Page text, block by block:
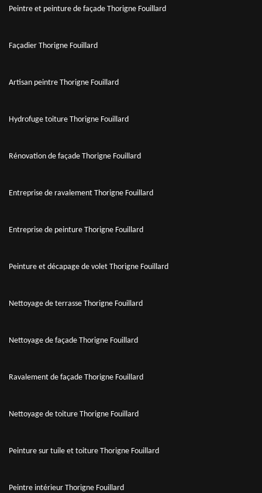
Peintre et peinture de façade Thorigne Fouillard
Façadier Thorigne Fouillard
Artisan peintre Thorigne Fouillard
Hydrofuge toiture Thorigne Fouillard
Rénovation de façade Thorigne Fouillard
Entreprise de ravalement Thorigne Fouillard
Entreprise de peinture Thorigne Fouillard
Peinture et décapage de volet Thorigne Fouillard
Nettoyage de terrasse Thorigne Fouillard
Nettoyage de façade Thorigne Fouillard
Ravalement de façade Thorigne Fouillard
Nettoyage de toiture Thorigne Fouillard
Peinture sur tuile et toiture Thorigne Fouillard
Peintre intérieur Thorigne Fouillard